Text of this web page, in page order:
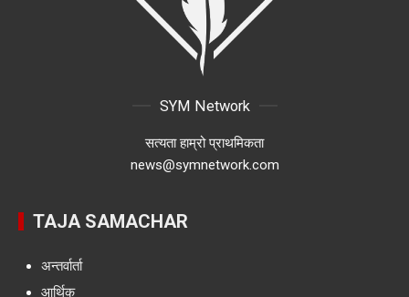
SYM Network
सत्यता हाम्रो प्राथमिकता
news@symnetwork.com
TAJA SAMACHAR
अन्तर्वार्ता
आर्थिक